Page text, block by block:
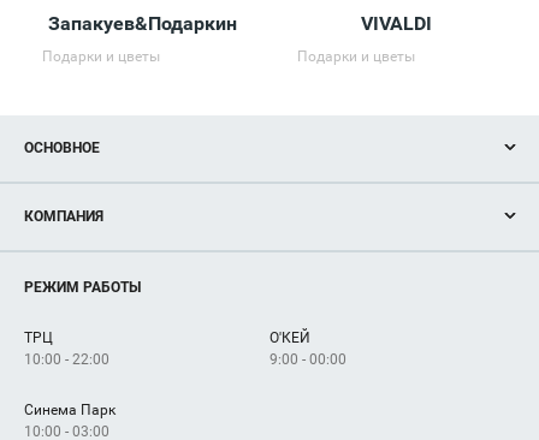
Запакуев&Подаркин
Подарки и цветы
VIVALDI
Подарки и цветы
ОСНОВНОЕ
Новости
Магазины
Услуги
КОМПАНИЯ
Рекламодателям
Как добраться
РЕЖИМ РАБОТЫ
ТРЦ
10:00 - 22:00
О'КЕЙ
9:00 - 00:00
Синема Парк
10:00 - 03:00